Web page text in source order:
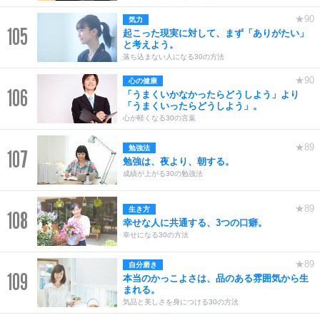
105
気力
★90
起こった現実に対して、まず「ありがたい」
と考えよう。
落ち込まない人になる30の方法
106
心の健康
★90
「うまくいかなかったらどうしよう」より
「うまくいったらどうしよう」。
心が軽くなる30の言葉
107 勉強法
★89
勉強は、夜より、朝する。
成績が上がる30の勉強法
108 生き方
★89
幸せな人に共通する、3つの口癖。
幸せになる30の方法
109
自分磨き
★89
本当のかっこよさは、品のある雰囲気から生
まれる。
気品と美しさを身につける30の方法